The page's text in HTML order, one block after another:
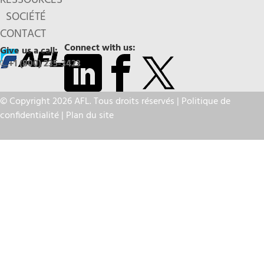
SOCIÉTÉ
CONTACT
Connect with us:
Give us a call:
+1 (800) 235-3423
© Copyright 2026 AFL. Tous droits réservés | Politique de
confidentialité| Plan du site